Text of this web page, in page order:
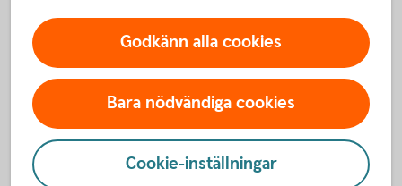
Fondskolan - för dig som vill
lära dig om fonder
I vår Fondskola får du tips och information som kan
Godkänn alla cookies
Bara nödvändiga cookies
Cookie-inställningar